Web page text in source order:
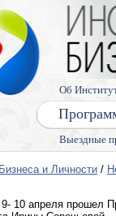
Выездные
Об
и Личности /
10 апреля прошел